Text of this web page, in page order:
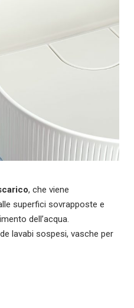
, che viene
superfici sovrapposte e
dell’acqua.
lavabi sospesi, vasche per